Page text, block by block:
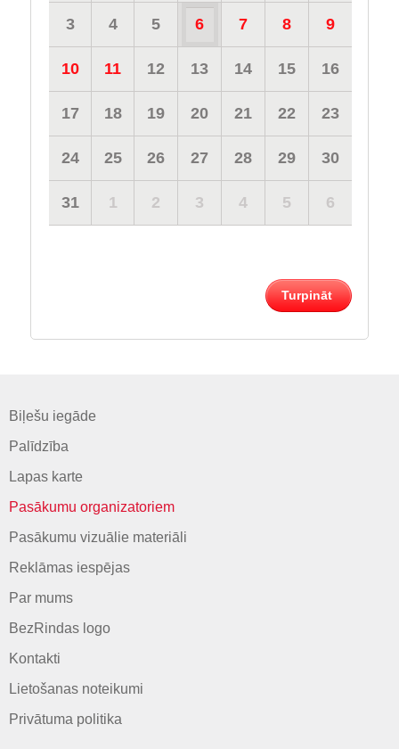
3 4 5 6 7 8 9
10 11 12 13 14 15 16
17 18 19 20 21 22 23
24 25 26 27 28 29 30
31 1 2 3 4 5 6
Turpināt
Biļešu iegāde
Palīdzība
Lapas karte
Pasākumu organizatoriem
Pasākumu vizuālie materiāli
Reklāmas iespējas
Par mums
BezRindas logo
Kontakti
Lietošanas noteikumi
Privātuma politika